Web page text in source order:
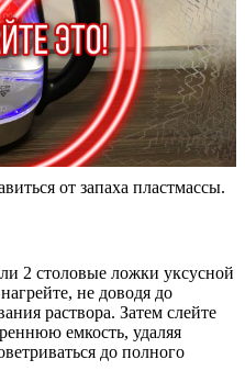
от запаха пластмассы.
2 столовые ложки уксусной
не доводя до
раствора. Затем слейте
емкость, удаляя
до полного